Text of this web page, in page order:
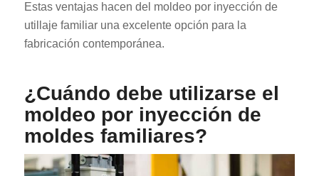
Estas ventajas hacen del moldeo por inyección de
utillaje familiar una excelente opción para la
fabricación contemporánea.
¿Cuándo debe utilizarse el
moldeo por inyección de
moldes familiares?